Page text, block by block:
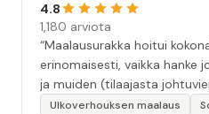
4.8
1,180 arviota
“Maalausurakka hoitui
erinomaisesti, vaikka hanke
ja muiden (tilaajasta
keskeyttämään n. 3 viikoksi.
Ulkoverhouksen maalaus